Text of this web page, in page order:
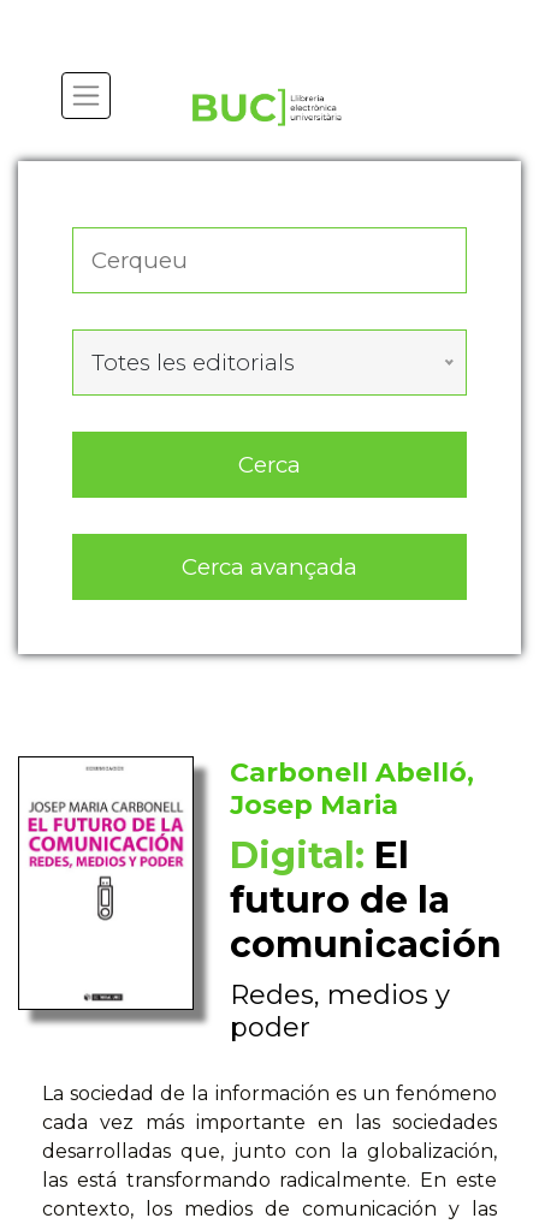
Totes les editorials
Cerca
Cerca avançada
Carbonell Abelló,
Josep Maria
Digital: El
futuro de la
comunicación
Redes, medios y
poder
La sociedad de la información es un fenómeno
cada vez más importante en las sociedades
desarrolladas que, junto con la globalización,
las está transformando radicalmente. En este
contexto, los medios de comunicación y las